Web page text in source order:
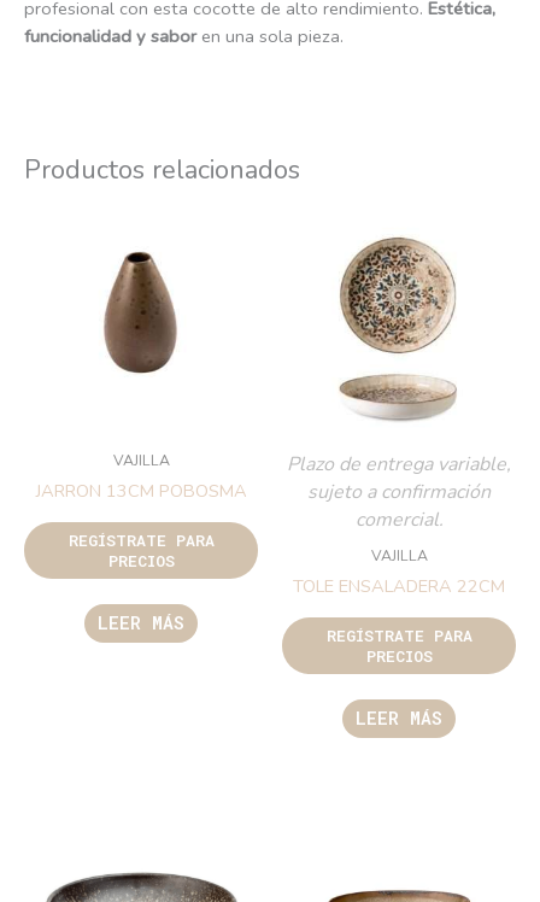
profesional con esta cocotte de alto rendimiento. Estética,
funcionalidad y saboren una sola pieza.
Productos relacionados
VAJILLA
JARRON 13CM POBOSMA
REGÍSTRATE PARA
PRECIOS
LEER MÁS
Plazo de entrega variable,
sujeto a confirmación
comercial.
VAJILLA
TOLE ENSALADERA 22CM
REGÍSTRATE PARA
PRECIOS
LEER MÁS